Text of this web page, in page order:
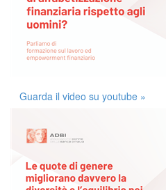
Guarda il video su youtube »